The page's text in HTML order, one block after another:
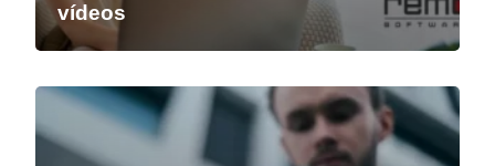
vídeos